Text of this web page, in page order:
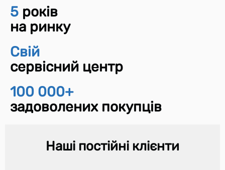
5 років
на ринку
Свій
сервісний центр
100 000+
задоволених покупців
Наші постійні клієнти